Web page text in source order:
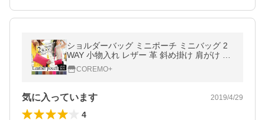
ショルダーバッグ ミニポーチ ミニバッグ 2
WAY 小物入れ レザー 革 斜め掛け 肩がけ レ
ディース プレゼント 選べる10色 財布
COREMO+
気に入っています 2019/4/29
4